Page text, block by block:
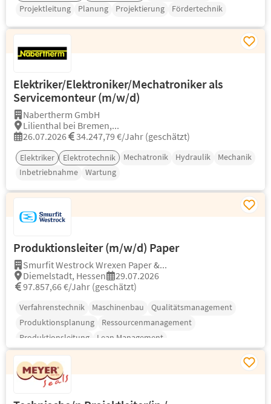
Projektleitung
Planung Projektierung Fördertechnik
Elektriker/Elektroniker/Mechatroniker als
Servicemonteur (m/w/d)
Nabertherm GmbH
Lilienthal bei Bremen,...
26.07.2026
34.247,79 €/Jahr (geschätzt)
Elektriker Elektrotechnik Mechatronik Hydraulik
Mechanik
Inbetriebnahme
Wartung
Produktionsleiter (m/w/d) Paper
Smurfit Westrock Wrexen Paper &...
Diemelstadt, Hessen
29.07.2026
97.857,66 €/Jahr (geschätzt)
Verfahrenstechnik Maschinenbau
Qualitätsmanagement
Produktionsplanung
Ressourcenmanagement
Produktionsleitung
Lean Management